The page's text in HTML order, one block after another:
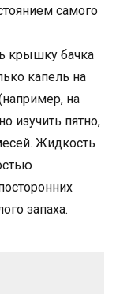
самого
крышку бачка
капель на
на
изучить пятно,
Жидкость
запаха.